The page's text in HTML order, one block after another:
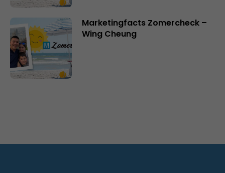
Marketingfacts Zomercheck –
Wing Cheung